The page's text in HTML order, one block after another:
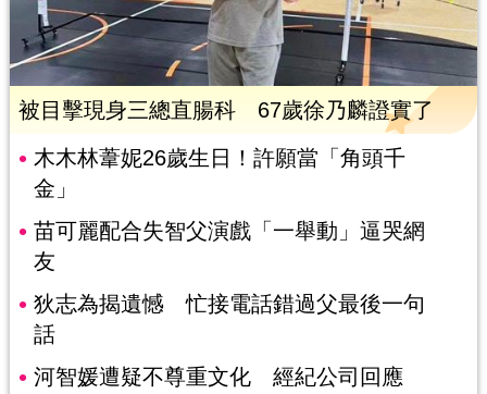
被目擊現身三總直腸科 67歲徐乃麟證實了
木木林葦妮26歲生日！許願當「角頭千
金」
苗可麗配合失智父演戲「一舉動」逼哭網
友
狄志為揭遺憾 忙接電話錯過父最後一句
話
河智媛遭疑不尊重文化 經紀公司回應